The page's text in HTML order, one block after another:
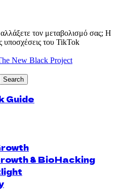
τον μεταβολισμό σας; Η
υποσχέσεις του TikTok
Guide
& BioHacking